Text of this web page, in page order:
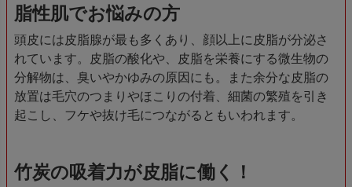
脂性肌でお悩みの方
頭皮には皮脂腺が最も多くあり、顔以上に皮脂が分泌さ
れています。皮脂の酸化や、皮脂を栄養にする微生物の
分解物は、臭いやかゆみの原因にも。また余分な皮脂の
放置は毛穴のつまりやほこりの付着、細菌の繁殖を引き
起こし、フケや抜け毛につながるともいわれます。
竹炭の吸着力が皮脂に働く！